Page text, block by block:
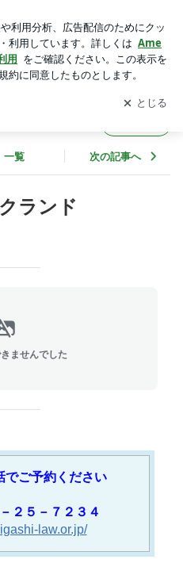
の更新通知
を受け取りまし
開く
一覧 次の記事へ
ランド
ませんでした
でご予約ください
２５－７２３４
law.or.jp/